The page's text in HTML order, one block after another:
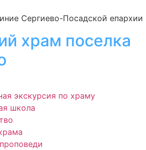
Сергиево-Посадской епархии
храм поселка
экскурсия по храму
школа